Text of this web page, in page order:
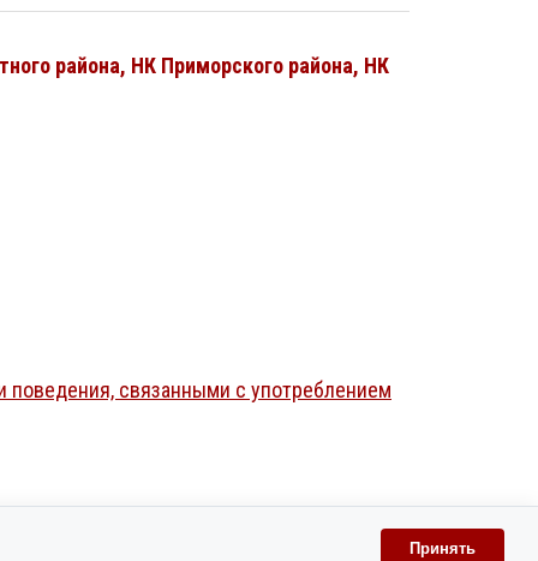
района, НК Приморского района, НК
поведения, связанными с употреблением
Принять